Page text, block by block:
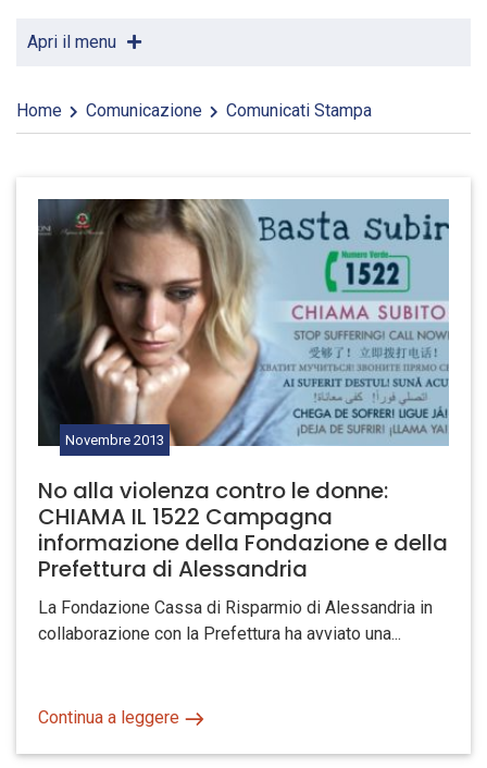
Apri il menu
Home Comunicazione Comunicati Stampa
Novembre 2013
No alla violenza contro le donne:
CHIAMA IL 1522 Campagna
informazione della Fondazione e della
Prefettura di Alessandria
La Fondazione Cassa di Risparmio di Alessandria in
collaborazione con la Prefettura ha avviato una...
Continua a leggere